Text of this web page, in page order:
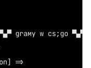
graмy w cѕ;go ▀▄▀
=>